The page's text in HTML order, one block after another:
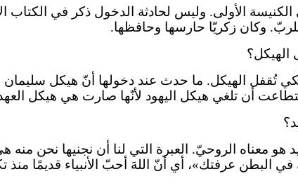
الأولى. وليس لحادثة الدخول ذكر في الكتاب
وكان زكريّا حارسها وحافظها.
الهيكل؟
تُقفل الهيكل. ما حدث عند دخولها أنّ هيكل
أن تلغي هيكل اليهود لأنّها صارت هي هيكل
هو معناه الروحيّ. العبرة التي لنا أن نجنيها
في البطن عرفتك»، أي أنّ اللهَ أحبّ الأنبياء قديمًا